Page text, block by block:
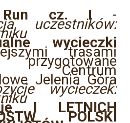
Run cz. I -
uczestników:
wycieczki
trasami
przygotowane
Centrum
Jelenia Góra
wycieczek:
I LETNICH
POLSKI